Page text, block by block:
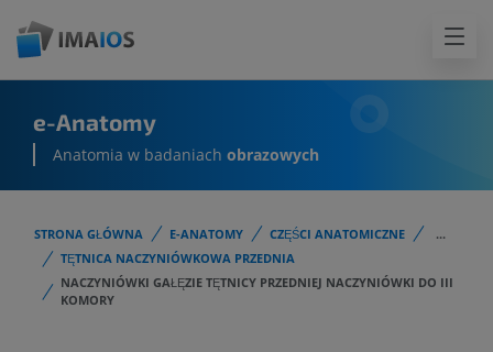
e-Anatomy
Anatomia w badaniach obrazowych
STRONA GŁÓWNA E-ANATOMY CZĘŚCI ANATOMICZNE
...
TĘTNICA NACZYNIÓWKOWA PRZEDNIA
NACZYNIÓWKI GAŁĘZIE TĘTNICY PRZEDNIEJ NACZYNIÓWKI DO III
KOMORY